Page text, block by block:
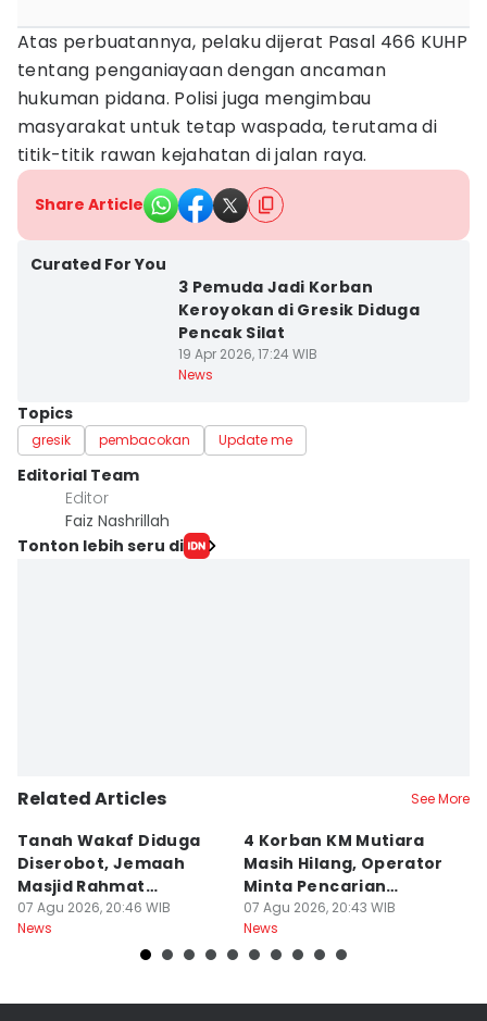
Atas perbuatannya, pelaku dijerat Pasal 466 KUHP
tentang penganiayaan dengan ancaman
hukuman pidana. Polisi juga mengimbau
masyarakat untuk tetap waspada, terutama di
titik-titik rawan kejahatan di jalan raya.
Share Article
Curated For You
3 Pemuda Jadi Korban
Keroyokan di Gresik Diduga
Pencak Silat
19 Apr 2026, 17:24 WIB
News
Topics
gresik pembacokan Update me
Editorial Team
Editor
Faiz Nashrillah
Tonton lebih seru di
Related Articles See More
Tanah Wakaf Diduga
Diserobot, Jemaah
Masjid Rahmat
Surabaya Protes
07 Agu 2026, 20:46 WIB
News
4 Korban KM Mutiara
Masih Hilang, Operator
Minta Pencarian
Dilanjut
07 Agu 2026, 20:43 WIB
News